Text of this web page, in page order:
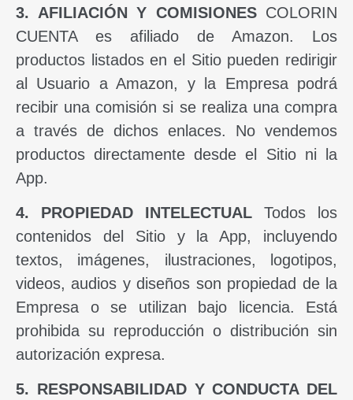
3. AFILIACIÓN Y COMISIONESCOLORIN
CUENTA es afiliado de Amazon. Los
productos listados en el Sitio pueden redirigir
al Usuario a Amazon, y la Empresa podrá
recibir una comisión si se realiza una compra
a través de dichos enlaces. No vendemos
productos directamente desde el Sitio ni la
App.
4. PROPIEDAD INTELECTUAL Todos los
contenidos del Sitio y la App, incluyendo
textos, imágenes, ilustraciones, logotipos,
videos, audios y diseños son propiedad de la
Empresa o se utilizan bajo licencia. Está
prohibida su reproducción o distribución sin
autorización expresa.
5. RESPONSABILIDAD Y CONDUCTA DEL